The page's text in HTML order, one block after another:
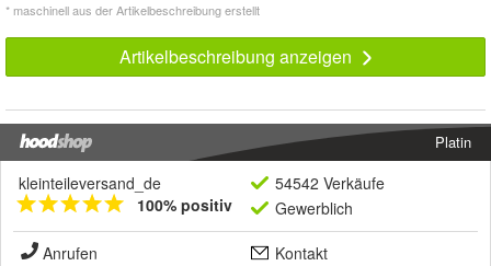
* maschinell aus der Artikelbeschreibung erstellt
Artikelbeschreibung anzeigen
Platin
kleinteileversand_de
100% positiv
54542 Verkäufe
Gewerblich
Anrufen
Kontakt